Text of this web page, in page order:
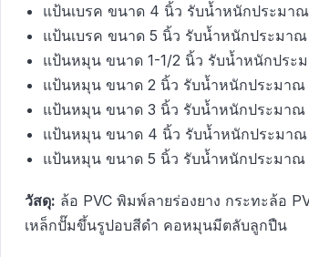
แป้นเบรค ขนาด 4 นิ้ว รับน้ำหนักประมา
แป้นเบรค ขนาด 5 นิ้ว รับน้ำหนักประมา
แป้นหมุน ขนาด 1-1/2 นิ้ว รับน้ำหนักประ
แป้นหมุน ขนาด 2 นิ้ว รับน้ำหนักประมาณ
แป้นหมุน ขนาด 3 นิ้ว รับน้ำหนักประมาณ
แป้นหมุน ขนาด 4 นิ้ว รับน้ำหนักประมาณ
แป้นหมุน ขนาด 5 นิ้ว รับน้ำหนักประมาณ
วัสดุ: ล้อ PVC พิมพ์ลายร่องยาง กระทะล้อ
เหล็กปั๊มขึ้นรูปอบสีดำ คอหมุนมีตลับลูกปืน